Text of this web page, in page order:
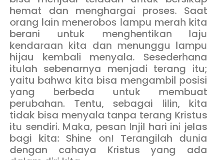
hemat dan menghargai proses. Saat
orang lain menerobos lampu merah kita
berani untuk menghentikan laju
kendaraan kita dan menunggu lampu
hijau kembali menyala. Sesederhana
itulah sebenarnya menjadi terang itu;
yaitu bahwa kita bisa mengambil posisi
yang berbeda untuk membuat
perubahan. Tentu, sebagai lilin, kita
tidak bisa menyala tanpa terang Kristus
itu sendiri. Maka, pesan Injil hari ini jelas
bagi kita: Shine on! Terangilah dunia
dengan cahaya Kristus yang ada